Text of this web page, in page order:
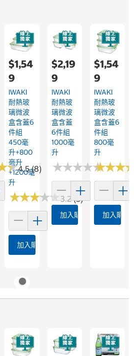
★
★4.5 (8)
$1,54
9
IWAKI
耐熱玻
璃微波
盒含蓋6
件組
450毫
升+800
毫升
+1200毫
升
★★★★★
★★★★★3.2 (5)
加入購物車
$2,19
9
IWAKI
耐熱玻
璃微波
盒含蓋
6件組
1000毫
升
★★★★★
★★★★★
加入購物車
$1,54
9
IWAKI
耐熱玻
璃微波
盒含蓋6
件組
800毫
升
★★★
★★★
加入購物